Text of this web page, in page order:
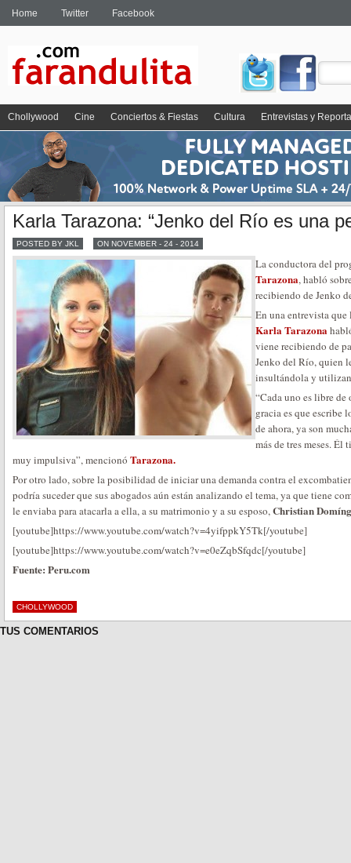
Home Twitter Facebook
Chollywood Cine Conciertos & Fiestas Cultura Entrevistas y
Karla Tarazona: “Jenko del Río es una
POSTED BY JKL ON NOVEMBER - 24 - 2014
La conductora del
Tarazona, habló
recibiendo de Jenko
En una entrevista
Karla Tarazona
viene recibiendo de
Jenko del Río, quien
insultándola y
“Cada uno es libre de
gracia es que escribe
de ahora, ya son
más de tres meses. Él
muy impulsiva”, mencionó Tarazona.
Por otro lado, sobre la posibilidad de iniciar una demanda contra el
podría suceder que sus abogados aún están analizando el tema, ya que tiene
le enviaba para atacarla a ella, a su matrimonio y a su esposo,Christian
[youtube]https://www.youtube.com/watch?v=4yifppkY5Tk[/youtube]
[youtube]https://www.youtube.com/watch?v=e0eZqbSfqdc[/youtube]
Fuente: Peru.com
CHOLLYWOOD
TUS COMENTARIOS